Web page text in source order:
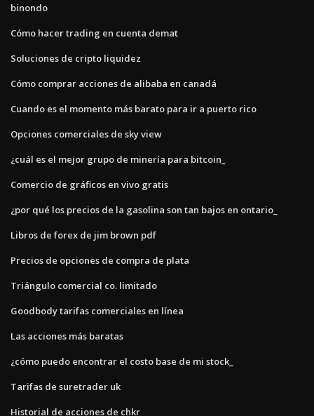
binondo
Cómo hacer trading en cuenta demat
Soluciones de cripto liquidez
Cómo comprar acciones de alibaba en canadá
Cuando es el momento más barato para ir a puerto rico
Opciones comerciales de sky view
¿cuál es el mejor grupo de minería para bitcoin_
Comercio de gráficos en vivo gratis
¿por qué los precios de la gasolina son tan bajos en ontario_
Libros de forex de jim brown pdf
Precios de opciones de compra de plata
Triángulo comercial co. limitado
Goodbody tarifas comerciales en línea
Las acciones más baratas
¿cómo puedo encontrar el costo base de mi stock_
Tarifas de suretrader uk
Historial de acciones de chkr